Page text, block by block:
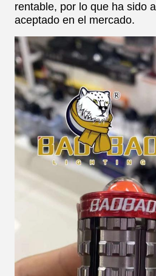
rentable, por lo que ha sido
aceptado en el mercado.